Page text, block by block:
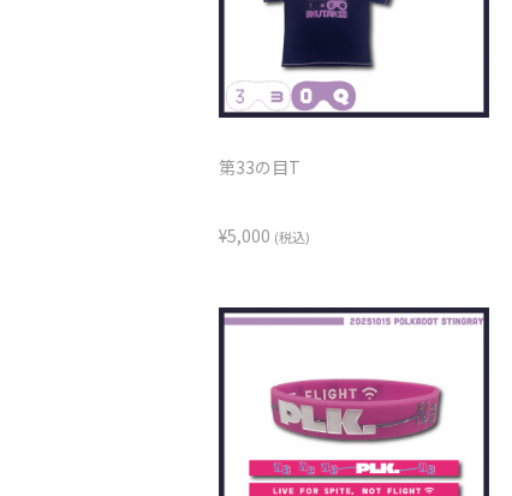
第33の目T
¥5,000 (税込)